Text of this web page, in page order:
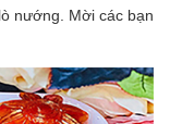
nướng. Mời các bạn